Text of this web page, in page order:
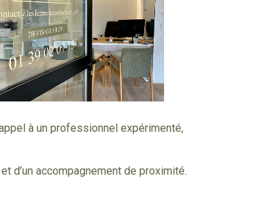
à un professionnel expérimenté,
d’un accompagnement de proximité.